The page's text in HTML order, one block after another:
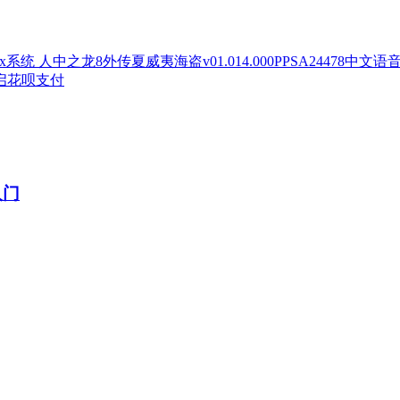
人中之龙8外传夏威夷海盗v01.014.000PPSA24478中文语
花呗支付